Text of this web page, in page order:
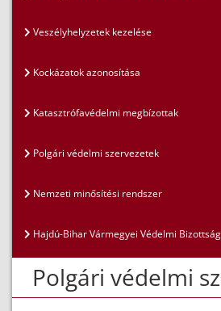
Veszélyhelyzetek kezelése
Kockázatok azonosítása
Katasztrófavédelmi megbízottak
Polgári védelmi szervezetek
Nemzeti minősítési rendszer
Hajdú-Bihar Vármegyei Védelmi Bizottság
Polgári védelmi